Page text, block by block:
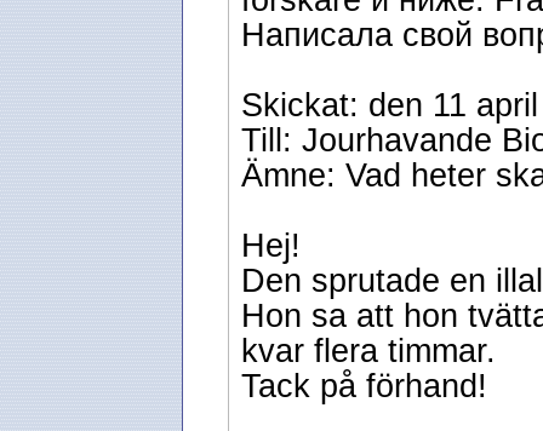
Написала свой
Skickat: den 11
Till: Jourhavande
Ämne: Vad heter
Hej!
Den sprutade en
Hon sa att hon
kvar flera timmar.
Tack på förhand!